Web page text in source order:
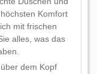
Komfort
mit frischen
alles, was das
dem Kopf